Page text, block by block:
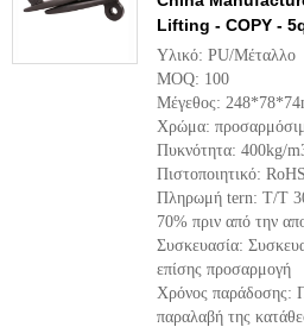
Lifting - COPY -
Υλικό: PU/Μέταλλο
MOQ: 100
Μέγεθος:
Χρώμα:
Πυκνότητα: 400kg/
Πιστοποιητικό:
Πληρωμή tern: T/T
70% πριν από την
Συσκευασία:
επίσης προσαρμογή
Χρόνος παράδοσης:
παραλαβή της